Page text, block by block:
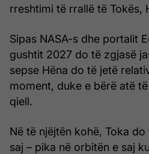
rreshtimi të rrallë të Tokës,
Sipas NASA-s dhe portalit
gushtit 2027 do të zgjasë
sepse Hëna do të jetë
moment, duke e bërë atë
qiell.
Në të njëjtën kohë, Toka
saj – pika në orbitën e saj